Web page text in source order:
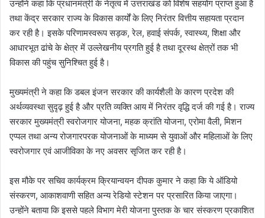
उन्होंने कहा कि प्रधानमंत्री के नेतृत्व में उत्तराखंड को विशेष सहयोग प्राप्त हुआ है
तथा केंद्र सरकार राज्य के विकास कार्यों के लिए निरंतर वित्तीय सहायता प्रदान
कर रही है। इसके परिणामस्वरूप सड़क, रेल, हवाई संपर्क, स्वास्थ्य, शिक्षा और
आधारभूत ढांचे के क्षेत्र में उल्लेखनीय प्रगति हुई है तथा दूरस्थ क्षेत्रों तक भी
विकास की पहुंच सुनिश्चित हुई है।
मुख्यमंत्री ने कहा कि डबल इंजन सरकार की कार्यशैली के कारण प्रदेश की
अर्थव्यवस्था सुदृढ़ हुई है और प्रति व्यक्ति आय में निरंतर वृद्धि दर्ज की गई है। राज्य
सरकार मुख्यमंत्री स्वरोजगार योजना, महक क्रांति योजना, एरोमा वैली, मिशन
एप्पल तथा अन्य रोजगारपरक योजनाओं के माध्यम से युवाओं और महिलाओं के लिए
स्वरोजगार एवं आजीविका के नए अवसर सृजित कर रही है।
इस मौके पर सचिव कार्यक्रम क्रियान्वयन दीपक कुमार ने कहा कि ये ऑडियो
संस्करण, आकाशवाणी सहित अन्य रेडियो स्टेशन पर प्रसारित किया जाएगा।
उन्होंने बताया कि इससे पहले विभाग मेरी योजना पुस्तक के चार संस्करण प्रकाशित